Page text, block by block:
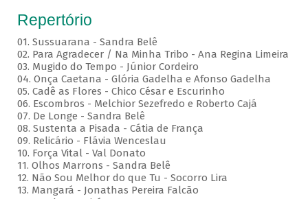
Repertório
01. Sussuarana - Sandra Belê
02. Para Agradecer / Na Minha Tribo - Ana Regina Limeira
03. Mugido do Tempo - Júnior Cordeiro
04. Onça Caetana - Glória Gadelha e Afonso Gadelha
05. Cadê as Flores - Chico César e Escurinho
06. Escombros - Melchior Sezefredo e Roberto Cajá
07. De Longe - Sandra Belê
08. Sustenta a Pisada - Cátia de França
09. Relicário - Flávia Wenceslau
10. Força Vital - Val Donato
11. Olhos Marrons - Sandra Belê
12. Não Sou Melhor do que Tu - Socorro Lira
13. Mangará - Jonathas Pereira Falcão